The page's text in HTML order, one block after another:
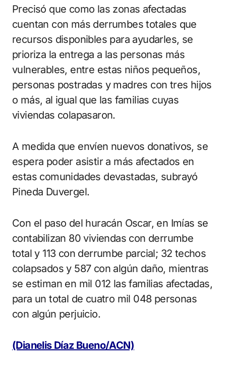
Precisó que como las zonas afectadas
cuentan con más derrumbes totales que
recursos disponibles para ayudarles, se
prioriza la entrega a las personas más
vulnerables, entre estas niños pequeños,
personas postradas y madres con tres hijos
o más, al igual que las familias cuyas
viviendas colapasaron.
A medida que envíen nuevos donativos, se
espera poder asistir a más afectados en
estas comunidades devastadas, subrayó
Pineda Duvergel.
Con el paso del huracán Oscar, en Imías se
contabilizan 80 viviendas con derrumbe
total y 113 con derrumbe parcial; 32 techos
colapsados y 587 con algún daño, mientras
se estiman en mil 012 las familias afectadas,
para un total de cuatro mil 048 personas
con algún perjuicio.
(Dianelis Díaz Bueno/ACN)